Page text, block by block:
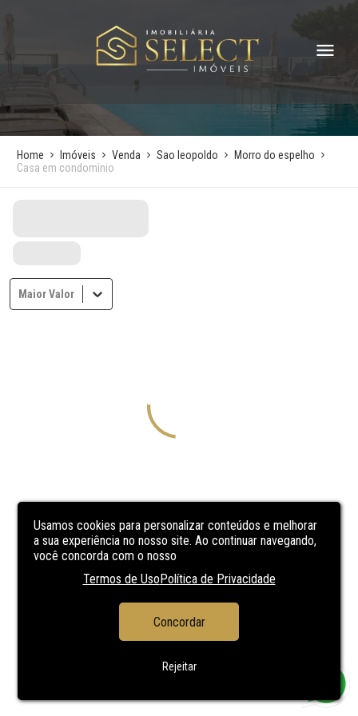
Usamos cookies para personalizar conteúdos e melhorar
a sua experiência no nosso site. Ao continuar navegando,
você concorda com o nosso
Termos de UsoPolítica de Privacidade
Concordar
Rejeitar
Home Imóveis Venda Sao leopoldo
Morro do espelho
Casa em condominio
Maior Valor